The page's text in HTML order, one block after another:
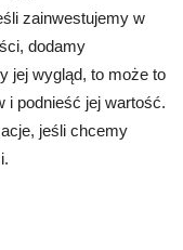
zainwestujemy w
dodamy
jej wygląd, to może to
i podnieść jej wartość.
jeśli chcemy